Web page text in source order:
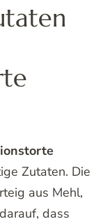
Zutaten. Die
aus Mehl,
dass